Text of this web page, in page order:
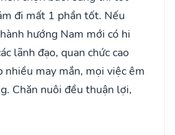
đi mất 1 phần tốt. Nếu
hướng Nam mới có hi
lãnh đạo, quan chức cao
nhiều may mắn, mọi việc êm
Chăn nuôi đều thuận lợi,